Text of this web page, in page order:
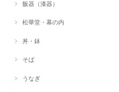
飯器（漆器）
松華堂・幕の内
丼・鉢
そば
うなぎ